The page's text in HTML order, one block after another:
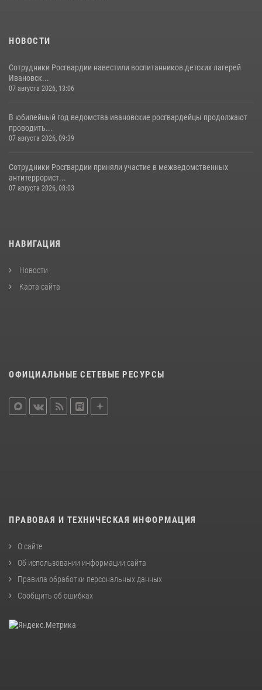
НОВОСТИ
Сотрудники Росгвардии навестили воспитанников детских лагерей
Ивановск...
07 августа 2026, 13:06
В юбилейный год ведомства ивановские росгвардейцы продолжают
проводить...
07 августа 2026, 09:39
Сотрудники Росгвардии приняли участие в межведомственных
антитеррорист...
07 августа 2026, 08:03
НАВИГАЦИЯ
Новости
Карта сайта
ОФИЦИАЛЬНЫЕ СЕТЕВЫЕ РЕСУРСЫ
ПРАВОВАЯ И ТЕХНИЧЕСКАЯ ИНФОРМАЦИЯ
О сайте
Об использовании информации сайта
Правила обработки персональных данных
Сообщить об ошибках